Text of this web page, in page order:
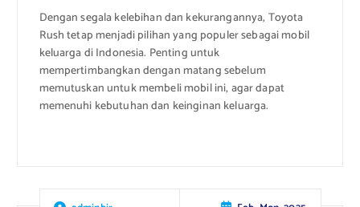
Dengan segala kelebihan dan kekurangannya, Toyota
Rush tetap menjadi pilihan yang populer sebagai mobil
keluarga di Indonesia. Penting untuk
mempertimbangkan dengan matang sebelum
memutuskan untuk membeli mobil ini, agar dapat
memenuhi kebutuhan dan keinginan keluarga.